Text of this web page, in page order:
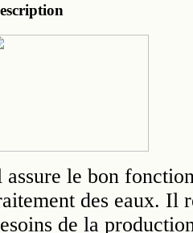
assure le bon
des eaux. Il
de la